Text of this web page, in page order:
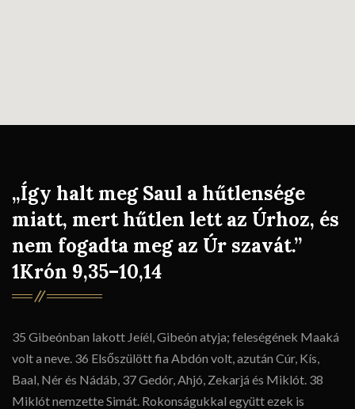
„Így halt meg Saul a hűtlensége
miatt, mert hűtlen lett az Úrhoz, és
nem fogadta meg az Úr szavát.”
1Krón 9,35–10,14
35 Gibeónban lakott Jeíél, Gibeón atyja; feleségének Maaká
volt a neve. 36 Elsőszülött fia Abdón volt, azután Cúr, Kís,
Baal, Nér és Nádáb, 37 Gedór, Ahjó, Zekarjá és Miklót. 38
Miklót nemzette Simát. Rokonságukkal együtt ezek is